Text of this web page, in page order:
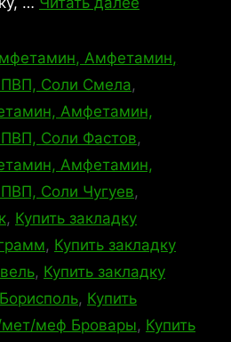
Амфетамин,
Соли Смела,
Амфетамин,
Соли Фастов,
Амфетамин,
Соли Чугуев,
, Купить закладку
, Купить закладку
, Купить закладку
, Купить
меф Бровары, Купить